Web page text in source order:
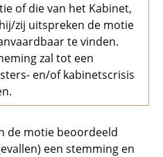
of die van het Kabinet,
zij uitspreken de motie
te vinden.
zal tot een
en/of kabinetscrisis
de motie beoordeeld
een stemming en